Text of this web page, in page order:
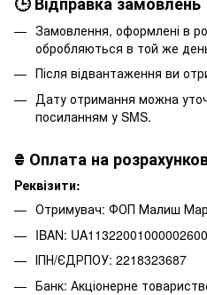
Замовлення, оформлені в
обробляються в той же
Після відвантаження ви
Дату отримання можна
посиланням у SMS.
₴ Оплата на
Реквізити:
Отримувач: ФОП Малиш
IBAN:
ІПН/ЄДРПОУ: 2218323687
Банк: Акціонерне